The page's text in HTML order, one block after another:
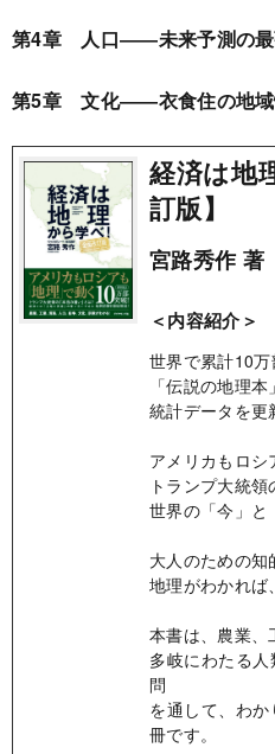
第4章 人口――未来予測の最
第5章 文化――衣食住の地域
経済は地
訂版】
宮路秀作 著
＜内容紹介＞
世界で累計10万
「伝説の地理
統計データを更
アメリカもロシ
トランプ大統
世界の「今」と
大人のための知
地理がわかれば
本書は、農業、
多岐にわたる
問
を通して、わ
冊です。